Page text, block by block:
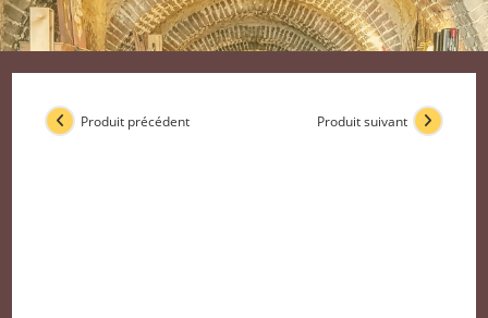
Produit précédent Produit suivant